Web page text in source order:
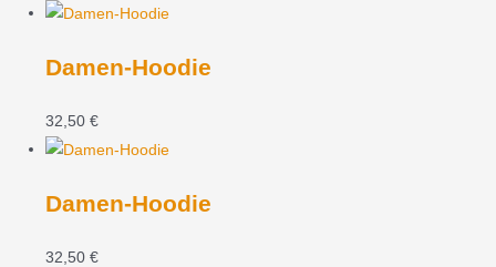
Damen-Hoodie
32,50€
Damen-Hoodie
32,50€